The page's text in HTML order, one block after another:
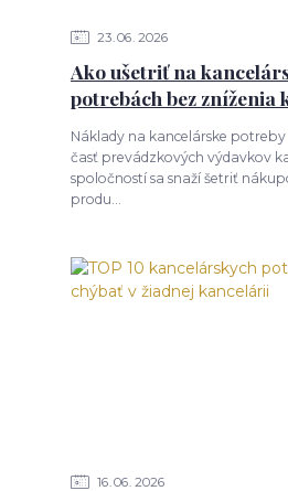
23 06 2026
Ako ušetriť na
potrebách bez zníženia
Náklady na kancelárske
časť prevádzkových výdavkov
spoločností sa snaží šetriť
produ...
16 06 2026